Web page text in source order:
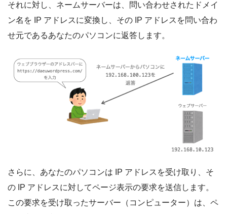
それに対し、ネームサーバーは、問い合わせされたドメイ
ン名を IP アドレスに変換し、その IP アドレスを問い合わ
せ元であるあなたのパソコンに返答します。
さらに、あなたのパソコンは IP アドレスを受け取り、そ
の IP アドレスに対してページ表示の要求を送信します。
この要求を受け取ったサーバー（コンピューター）は、ペ